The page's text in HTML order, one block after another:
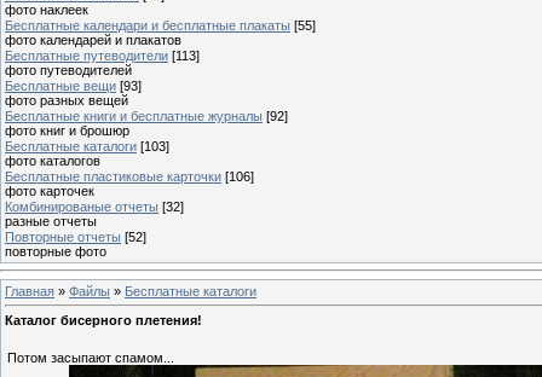
фото наклеек
Бесплатные календари и бесплатные плакаты [55]
фото календарей и плакатов
Бесплатные путеводители [113]
фото путеводителей
Бесплатные вещи [93]
фото разных вещей
Бесплатные книги и бесплатные журналы [92]
фото книг и брошюр
Бесплатные каталоги [103]
фото каталогов
Бесплатные пластиковые карточки [106]
фото карточек
Комбинированые отчеты [32]
разные отчеты
Повторные отчеты [52]
повторные фото
Главная » Файлы » Бесплатные каталоги
Каталог бисерного плетения!
Потом засыпают спамом...